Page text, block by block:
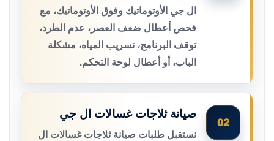
ال جي الأوتوماتيك وفوق الأوتوماتيك، مع
فحص أعطال ضعف العصر، عدم الطرد،
توقف البرنامج، تسريب المياه، مشكلة
الباب، أو أعطال لوحة التحكم.
02
صيانة ثلاجات غسالات ال جي
نستقبل طلبات صيانة ثلاجات غسالات ال